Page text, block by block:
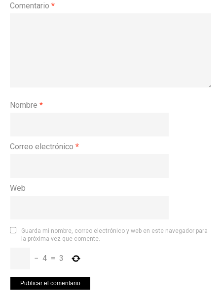
Comentario *
Nombre *
Correo electrónico *
Web
Guarda mi nombre, correo electrónico y web en este navegador para
la próxima vez que comente.
− 4 = 3